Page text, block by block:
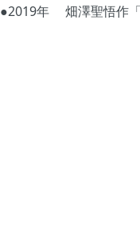
●2019年 畑澤聖悟作「